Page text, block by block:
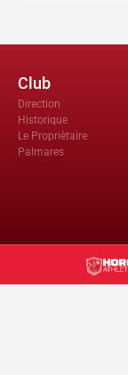
Club
Direction
Historique
Le Propriètaire
Palmares